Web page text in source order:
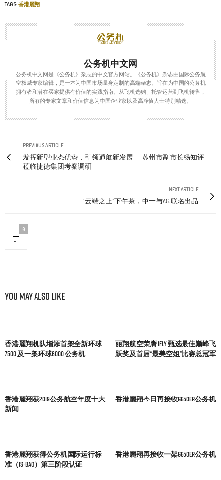
TAGS:香港麗翔
公务机中文网
公务机中文网是《公务机》杂志的中文官方网站。《公务机》杂志由国际公务航
空权威专家编辑，是一本为中国市场量身定制的高端杂志。旨在为中国的公务机
拥有者和潜在买家提供有价值的实践指南。从飞机选购、托管运营到飞机转售，
所有的专家文章和价值信息为中国企业家以及高净值人士特别精选。
PREVIOUS ARTICLE
发挥新型业态优势，引领通航新发展 —— 苏州市副市长杨知评
莅临捷德集团考察调研
NEXT ARTICLE
“云端之上”下午茶，中一与ACJ联名出品
0
You May Also Like
香港麗翔机队增添首架全新环球
7500 及一架环球6000 公务机
丽翔航空荣膺 IFLY 甄选最佳巅峰飞
跃奖及首届“最美空姐”比赛总冠军
香港麗翔获2019公务航空年度十大
新闻
香港麗翔今日再接收G650ER公务机
香港麗翔获得公务机国际运行标
准（IS-BAO）第三阶段认证
香港麗翔再接收一架G650ER公务机